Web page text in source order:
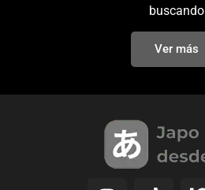
buscando
Ver más